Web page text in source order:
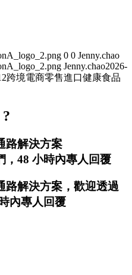
0 0 Jenny.chao
Jenny.chao2026-
跨境電商零售進口健康食品
路解決方案
，48 小時內專人回覆
路解決方案，歡迎透過
內專人回覆